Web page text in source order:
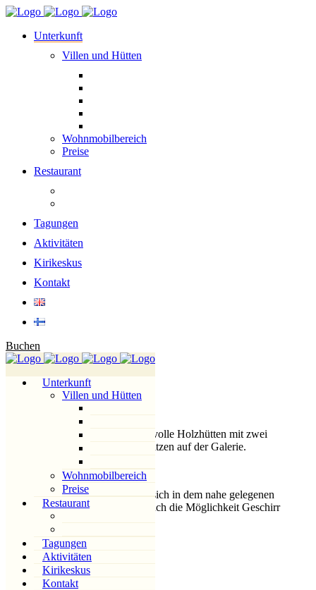
Unterkunft
Villen und Hütten
Wohnmobilbereich
Preise
Restaurant
Tagungen
Aktivitäten
Kirikeskus
Kontakt
Buchen
Unterkunft
Villen und Hütten
Wohnmobilbereich
Preise
Restaurant
Tagungen
Aktivitäten
Kirikeskus
Kontakt
Camping-Hütten
Gabled Hütten 8 Stücke
Einfache, jedoch stimmungsvolle Holzhütten mit zwei
Betten unten und zwei Matratzen auf der Galerie.
WC und Duschen befinden sich in dem nahe gelegenen
Service-Gebäude. Da gibt auch die Möglichkeit Geschirr
zu spülen. Haustiere erlaubt.